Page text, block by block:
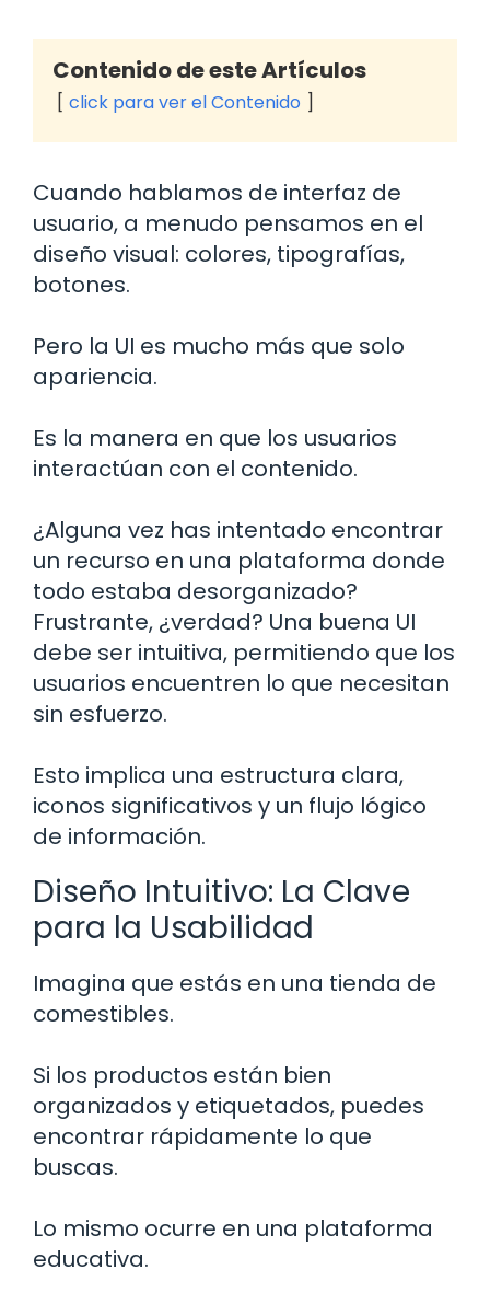
Contenido de este Artículos
click para ver el Contenido
Cuando hablamos de interfaz de
usuario, a menudo pensamos en el
diseño visual: colores, tipografías,
botones.
Pero la UI es mucho más que solo
apariencia.
Es la manera en que los usuarios
interactúan con el contenido.
¿Alguna vez has intentado encontrar
un recurso en una plataforma donde
todo estaba desorganizado?
Frustrante, ¿verdad? Una buena UI
debe ser intuitiva, permitiendo que los
usuarios encuentren lo que necesitan
sin esfuerzo.
Esto implica una estructura clara,
iconos significativos y un flujo lógico
de información.
Diseño Intuitivo: La Clave
para la Usabilidad
Imagina que estás en una tienda de
comestibles.
Si los productos están bien
organizados y etiquetados, puedes
encontrar rápidamente lo que
buscas.
Lo mismo ocurre en una plataforma
educativa.